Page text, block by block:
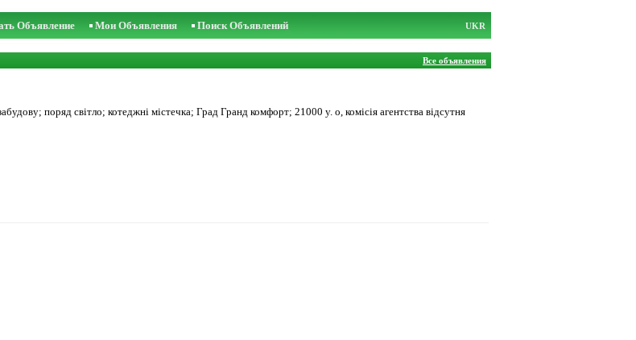
Объявление Мои Объявления Поиск Объявлений UKR
Все объявления
поряд світло; котеджні містечка; Град Гранд комфорт; 21000 у. о, комісія агентства відсутня